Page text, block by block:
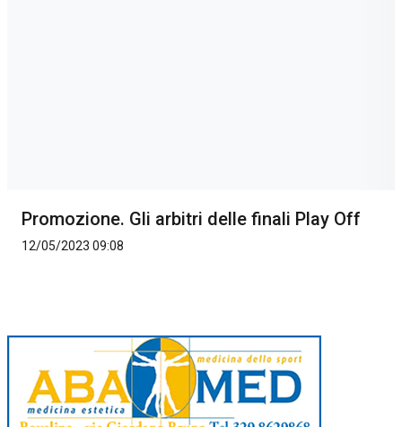
Promozione. Gli arbitri delle finali Play Off
12/05/2023 09:08